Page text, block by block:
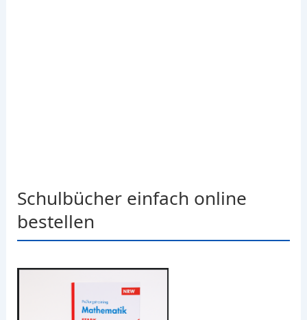
Schulbücher einfach online
bestellen